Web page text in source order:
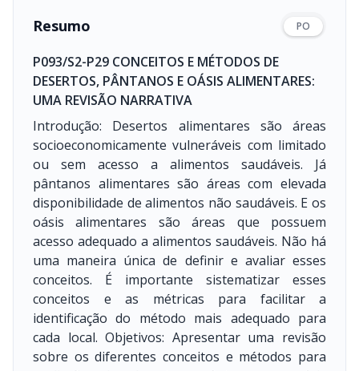
Resumo PO
P093/S2-P29 CONCEITOS E MÉTODOS DE
DESERTOS, PÂNTANOS E OÁSIS ALIMENTARES:
UMA REVISÃO NARRATIVA
Introdução: Desertos alimentares são áreas
socioeconomicamente vulneráveis com limitado
ou sem acesso a alimentos saudáveis. Já
pântanos alimentares são áreas com elevada
disponibilidade de alimentos não saudáveis. E os
oásis alimentares são áreas que possuem
acesso adequado a alimentos saudáveis. Não há
uma maneira única de definir e avaliar esses
conceitos. É importante sistematizar esses
conceitos e as métricas para facilitar a
identificação do método mais adequado para
cada local. Objetivos: Apresentar uma revisão
sobre os diferentes conceitos e métodos para